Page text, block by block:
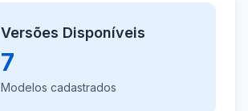
Versões Disponíveis
7
Modelos cadastrados